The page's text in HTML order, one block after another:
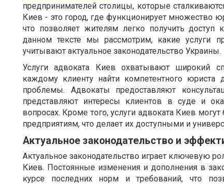
предпринимателей столицы, которые
Киев - это город, где функционирует множество
что позволяет жителям легко получить
данном тексте мы рассмотрим, какие услуги
учитывают актуальное законодательство Украины.
Услуги адвоката Киев охватывают широкий
каждому клиенту найти компетентного
проблемы. Адвокаты предоставляют
представляют интересы клиентов в суде и
вопросах. Кроме того, услуги адвоката Киев
предприятиям, что делает их доступными и
Актуальное законодательство и
Актуальное законодательство играет ключевую
Киев. Постоянные изменения и дополнения в
курсе последних норм и требований, что